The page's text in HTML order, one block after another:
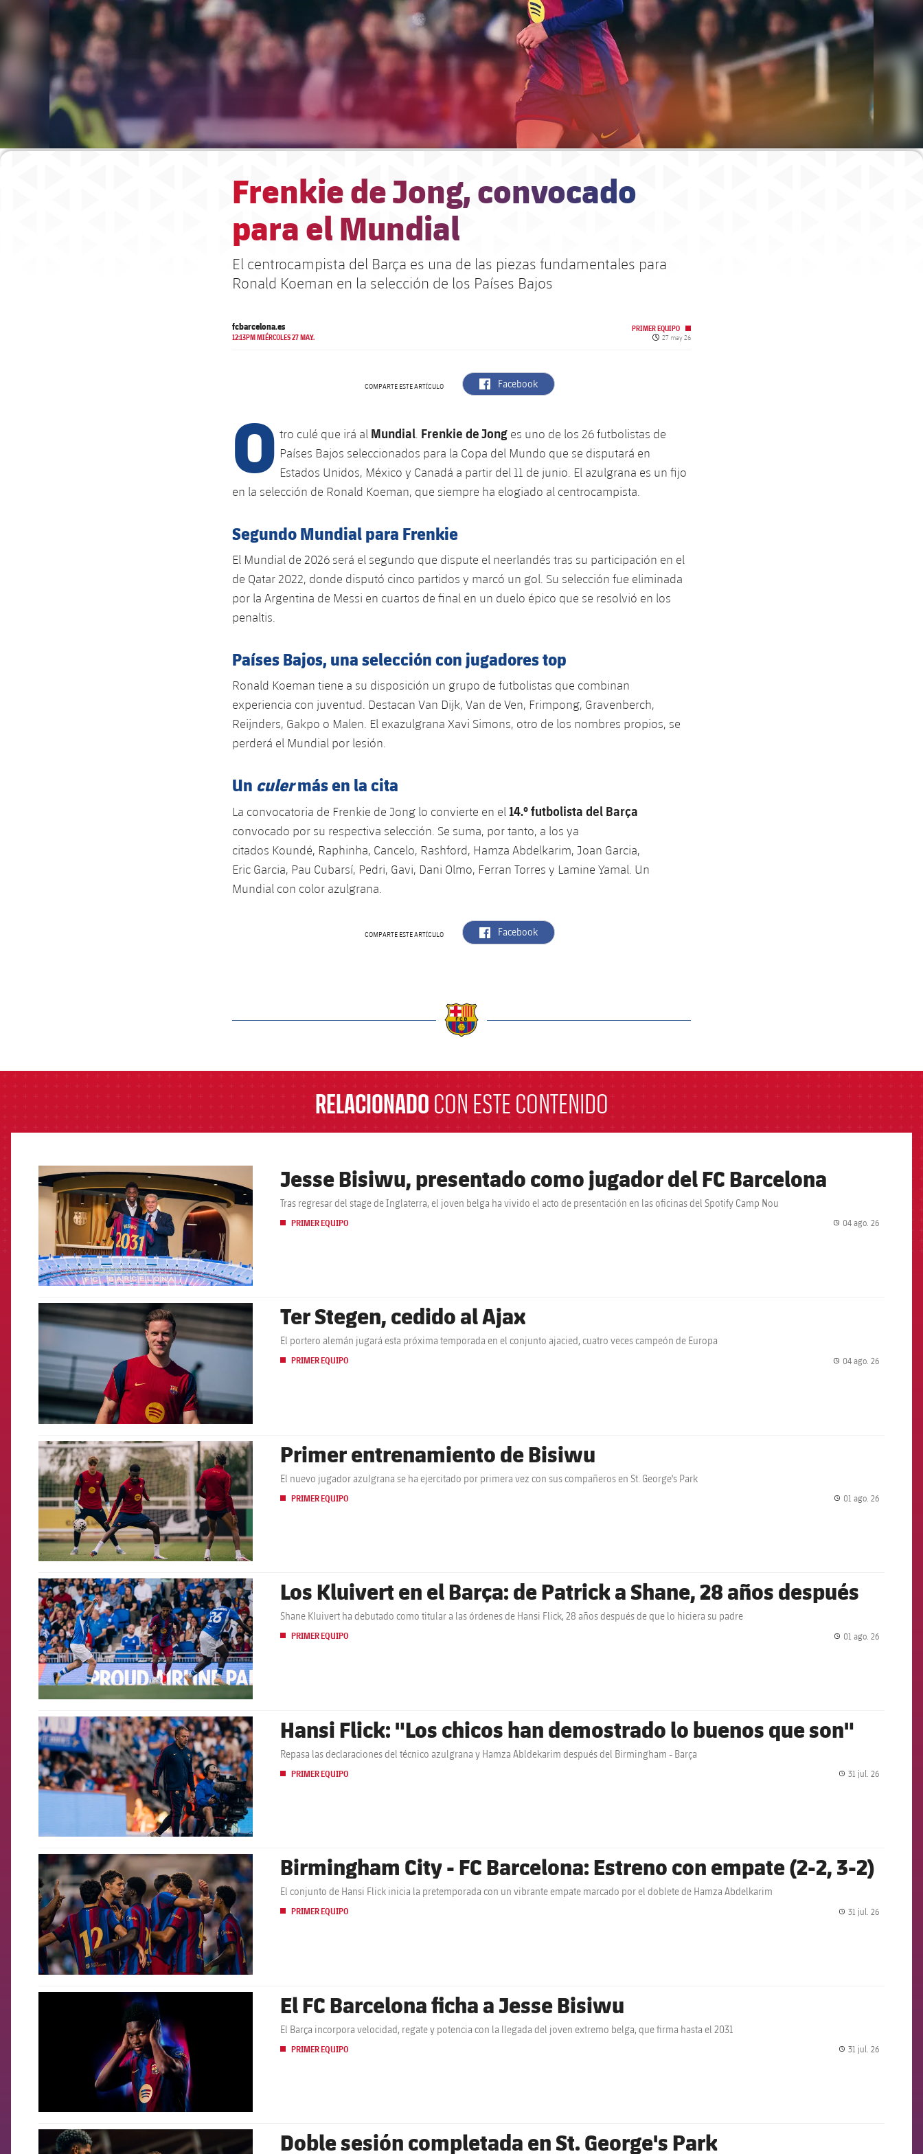
Frenkie de Jong, convocado
para el Mundial
El centrocampista del Barça es una de las piezas fundamentales para
Ronald Koeman en la selección de los Países Bajos
fcbarcelona.es
12:13PM MIÉRCOLES 27 MAY.
PRIMER EQUIPO
Fecha de publicación
27 may 26
COMPARTE ESTE ARTÍCULO label.aria.facebook
Facebook
O tro culé que irá al Mundial. Frenkie de Jong es uno de los 26 futbolistas de
Países Bajos seleccionados para la Copa del Mundo que se disputará en
Estados Unidos, México y Canadá a partir del 11 de junio. El azulgrana es un fijo
en la selección de Ronald Koeman, que siempre ha elogiado al centrocampista.
Segundo Mundial para Frenkie
El Mundial de 2026 será el segundo que dispute el neerlandés tras su participación en el
de Qatar 2022, donde disputó cinco partidos y marcó un gol. Su selección fue eliminada
por la Argentina de Messi en cuartos de final en un duelo épico que se resolvió en los
penaltis.
Países Bajos, una selección con jugadores top
Ronald Koeman tiene a su disposición un grupo de futbolistas que combinan
experiencia con juventud. Destacan Van Dijk, Van de Ven, Frimpong, Gravenberch,
Reijnders, Gakpo o Malen. El exazulgrana Xavi Simons, otro de los nombres propios, se
perderá el Mundial por lesión.
Un culermás en la cita
La convocatoria de Frenkie de Jong lo convierte en el 14.º futbolista del Barça
convocado por su respectiva selección. Se suma, por tanto, a los ya
citados Koundé, Raphinha, Cancelo, Rashford, Hamza Abdelkarim, Joan Garcia,
Eric Garcia, Pau Cubarsí, Pedri, Gavi, Dani Olmo, Ferran Torres y Lamine Yamal. Un
Mundial con color azulgrana.
COMPARTE ESTE ARTÍCULO label.aria.facebook
Facebook
RELACIONADO CON ESTE CONTENIDO
FCB Barcelona badge Jesse Bisiwu, presentado como jugador del FC Barcelona
Tras regresar del stage de Inglaterra, el joven belga ha vivido el acto de presentación en las oficinas del Spotify Camp Nou
PRIMER EQUIPO 04 ago. 26
FCB Barcelona badge Ter Stegen, cedido al Ajax
El portero alemán jugará esta próxima temporada en el conjunto ajacied, cuatro veces campeón de Europa
PRIMER EQUIPO 04 ago. 26
FCB Barcelona badge Primer entrenamiento de Bisiwu
El nuevo jugador azulgrana se ha ejercitado por primera vez con sus compañeros en St. George's Park
PRIMER EQUIPO 01 ago. 26
FCB Barcelona badge Los Kluivert en el Barça: de Patrick a Shane, 28 años después
Shane Kluivert ha debutado como titular a las órdenes de Hansi Flick, 28 años después de que lo hiciera su padre
PRIMER EQUIPO 01 ago. 26
FCB Barcelona badge Hansi Flick: "Los chicos han demostrado lo buenos que son"
Repasa las declaraciones del técnico azulgrana y Hamza Abldekarim después del Birmingham - Barça
PRIMER EQUIPO 31 jul. 26
FCB Barcelona badge Birmingham City - FC Barcelona: Estreno con empate (2-2, 3-2)
El conjunto de Hansi Flick inicia la pretemporada con un vibrante empate marcado por el doblete de Hamza Abdelkarim
PRIMER EQUIPO 31 jul. 26
El FC Barcelona ficha a Jesse Bisiwu
El Barça incorpora velocidad, regate y potencia con la llegada del joven extremo belga, que firma hasta el 2031
PRIMER EQUIPO 31 jul. 26
FCB Barcelona badge Doble sesión completada en St. George's Park